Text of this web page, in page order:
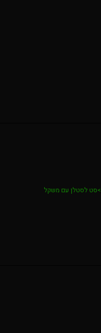
>סט לסטלן עם משקל